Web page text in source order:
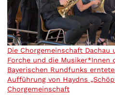
Die Chorgemeinschaft Dachau
Forche und die Musiker*Innen
Bayerischen Rundfunks
Aufführung von Haydns
Chorgemeinschaft